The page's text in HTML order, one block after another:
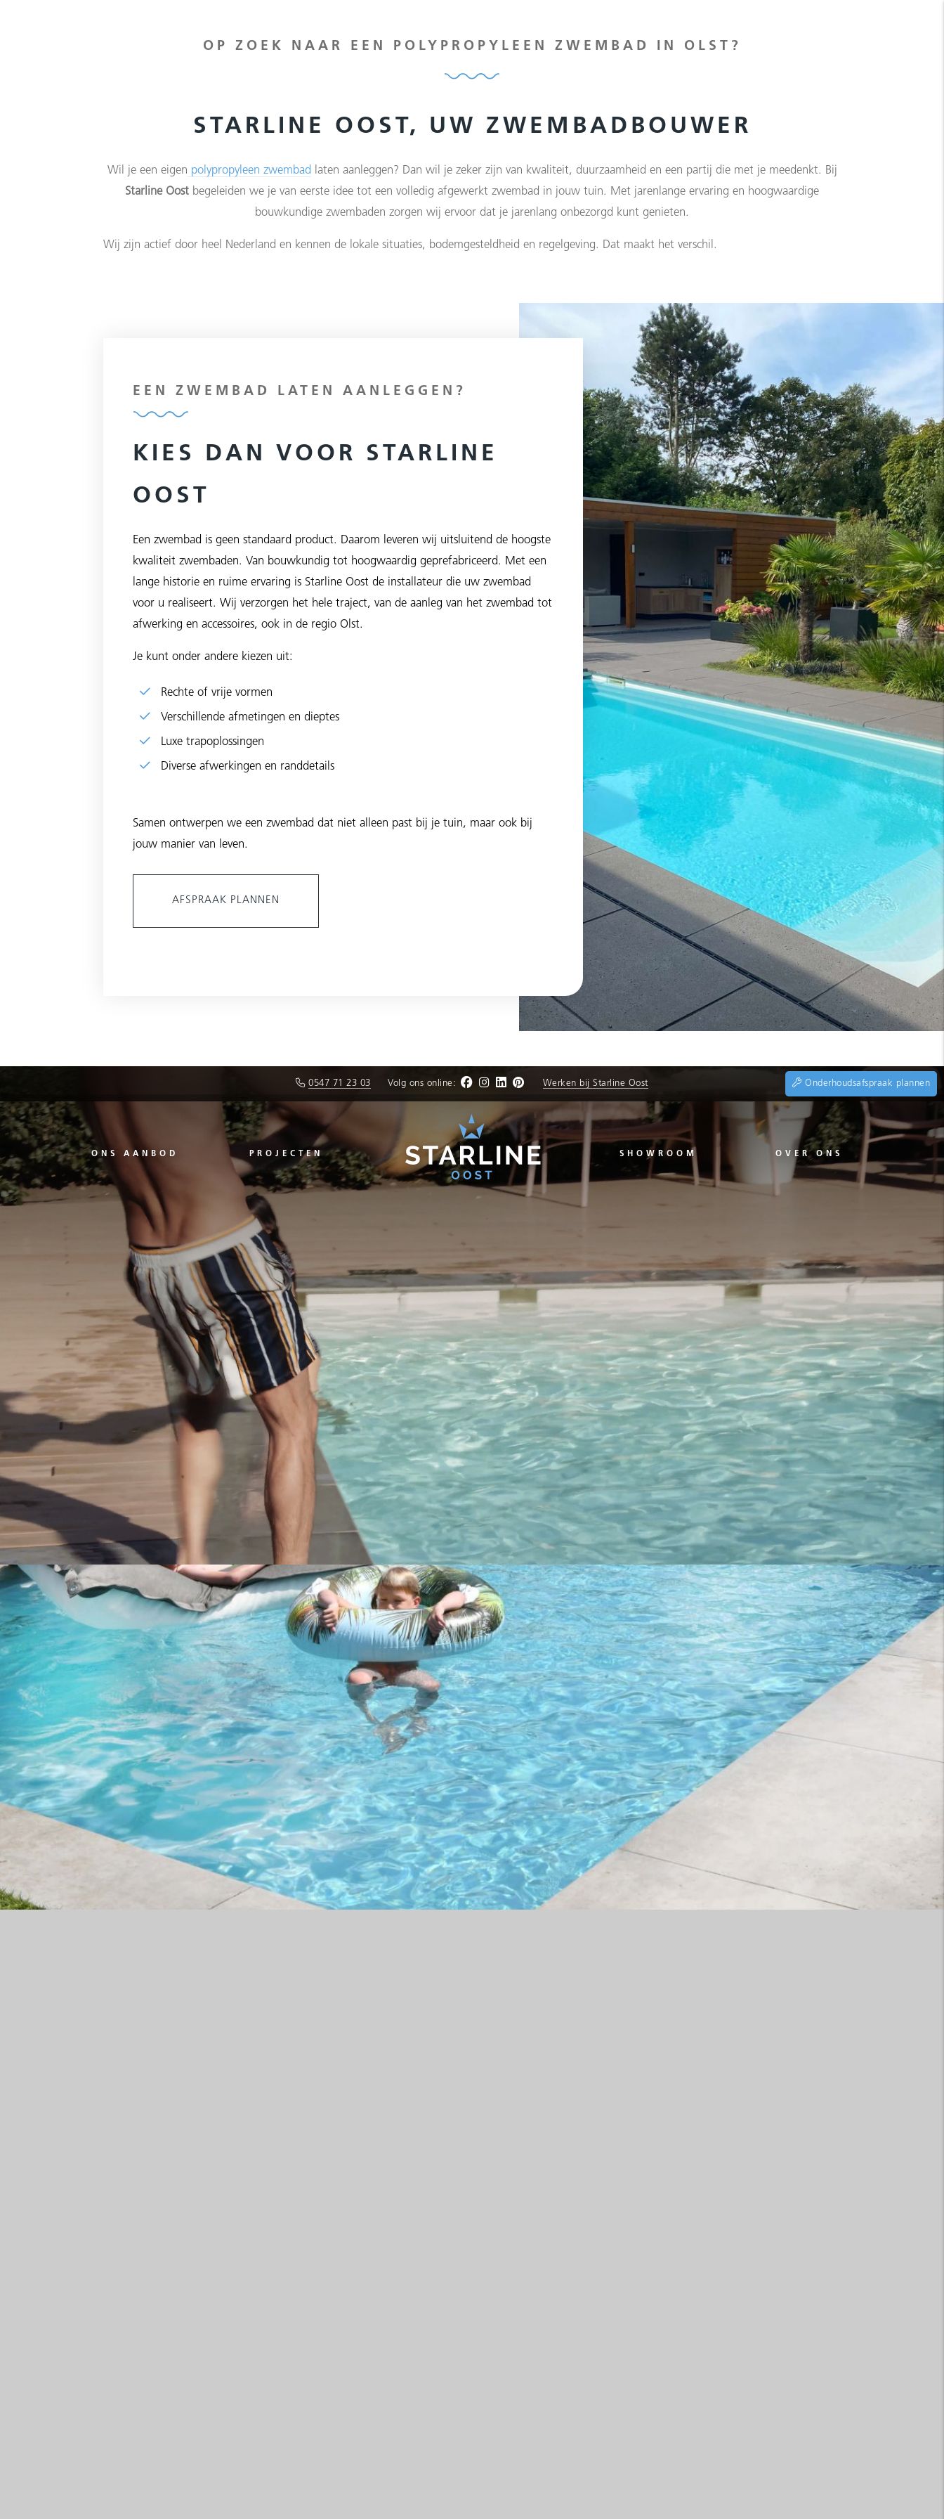
OP ZOEK NAAR EEN POLYPROPYLEEN ZWEMBAD IN OLST?
STARLINE OOST, UW ZWEMBADBOUWER
Wil je een eigen polypropyleen zwembad laten aanleggen? Dan wil je zeker zijn van kwaliteit, duurzaamheid en een partij die met je meedenkt. Bij
Starline Oost begeleiden we je van eerste idee tot een volledig afgewerkt zwembad in jouw tuin. Met jarenlange ervaring en hoogwaardige
bouwkundige zwembaden zorgen wij ervoor dat je jarenlang onbezorgd kunt genieten.
Wij zijn actief door heel Nederland en kennen de lokale situaties, bodemgesteldheid en regelgeving. Dat maakt het verschil.
EEN ZWEMBAD LATEN AANLEGGEN?
KIES DAN VOOR STARLINE
OOST
Een zwembad is geen standaard product. Daarom leveren wij uitsluitend de hoogste
kwaliteit zwembaden. Van bouwkundig tot hoogwaardig geprefabriceerd. Met een
lange historie en ruime ervaring is Starline Oost de installateur die uw zwembad
voor u realiseert. Wij verzorgen het hele traject, van de aanleg van het zwembad tot
afwerking en accessoires, ook in de regio Olst.
Je kunt onder andere kiezen uit:
Rechte of vrije vormen
Verschillende afmetingen en dieptes
Luxe trapoplossingen
Diverse afwerkingen en randdetails
Samen ontwerpen we een zwembad dat niet alleen past bij je tuin, maar ook bij
jouw manier van leven.
AFSPRAAK PLANNEN
0547 71 23 03 Volg ons online: Werken bij Starline Oost Onderhoudsafspraak plannen
ONS AANBOD PROJECTEN SHOWROOM OVER ONS